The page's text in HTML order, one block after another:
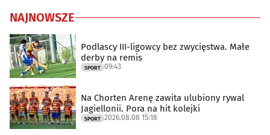
NAJNOWSZE
Podlascy III-ligowcy bez zwycięstwa. Małe
derby na remis
SPORT 09:43
Na Chorten Arenę zawita ulubiony rywal
Jagiellonii. Pora na hit kolejki
SPORT 2026.08.08 15:18